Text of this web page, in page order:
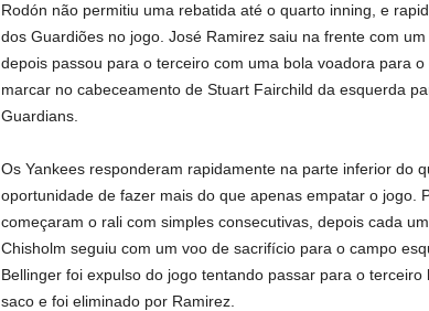
Rodón não permitiu uma rebatida até o quarto inning, e
dos Guardiões no jogo. José Ramirez saiu na frente com
depois passou para o terceiro com uma bola voadora para
marcar no cabeceamento de Stuart Fairchild da esquerda
Guardians.
Os Yankees responderam rapidamente na parte inferior do
oportunidade de fazer mais do que apenas empatar o jogo.
começaram o rali com simples consecutivas, depois cada
Chisholm seguiu com um voo de sacrifício para o campo
Bellinger foi expulso do jogo tentando passar para o
saco e foi eliminado por Ramirez.